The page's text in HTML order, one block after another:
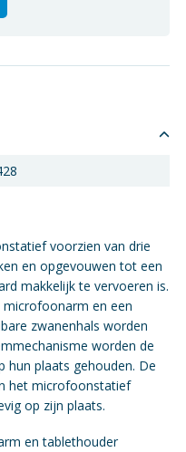
voorzien van drie
en opgevouwen tot een
makkelijk te vervoeren is.
en een
zwanenhals worden
worden de
hun plaats gehouden. De
het microfoonstatief
op zijn plaats.
en tablethouder